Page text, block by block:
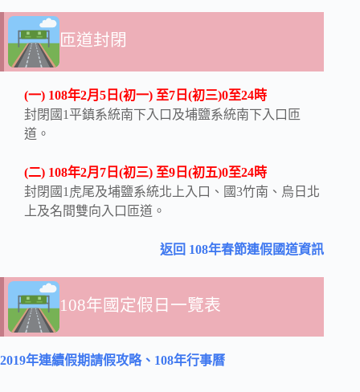
匝道封閉
(一) 108年2月5日(初一) 至7日(初三)0至24時
封閉國1平鎮系統南下入口及埔鹽系統南下入口匝
道。
(二) 108年2月7日(初三) 至9日(初五)0至24時
封閉國1虎尾及埔鹽系統北上入口、國3竹南、烏日北
上及名間雙向入口匝道。
返回 108年春節連假國道資訊
108年國定假日一覽表
2019年連續假期請假攻略、108年行事曆